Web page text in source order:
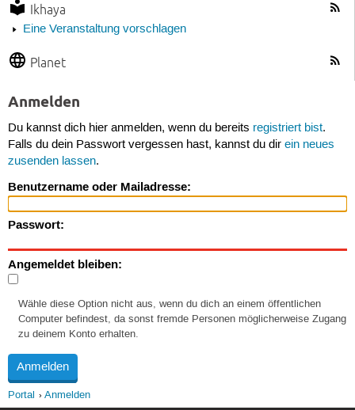
Ikhaya
Eine Veranstaltung vorschlagen
Planet
Anmelden
Du kannst dich hier anmelden, wenn du bereits registriert bist.
Falls du dein Passwort vergessen hast, kannst du dir ein neues
zusenden lassen.
Benutzername oder Mailadresse:
Passwort:
Angemeldet bleiben:
Wähle diese Option nicht aus, wenn du dich an einem öffentlichen
Computer befindest, da sonst fremde Personen möglicherweise Zugang
zu deinem Konto erhalten.
Portal Anmelden